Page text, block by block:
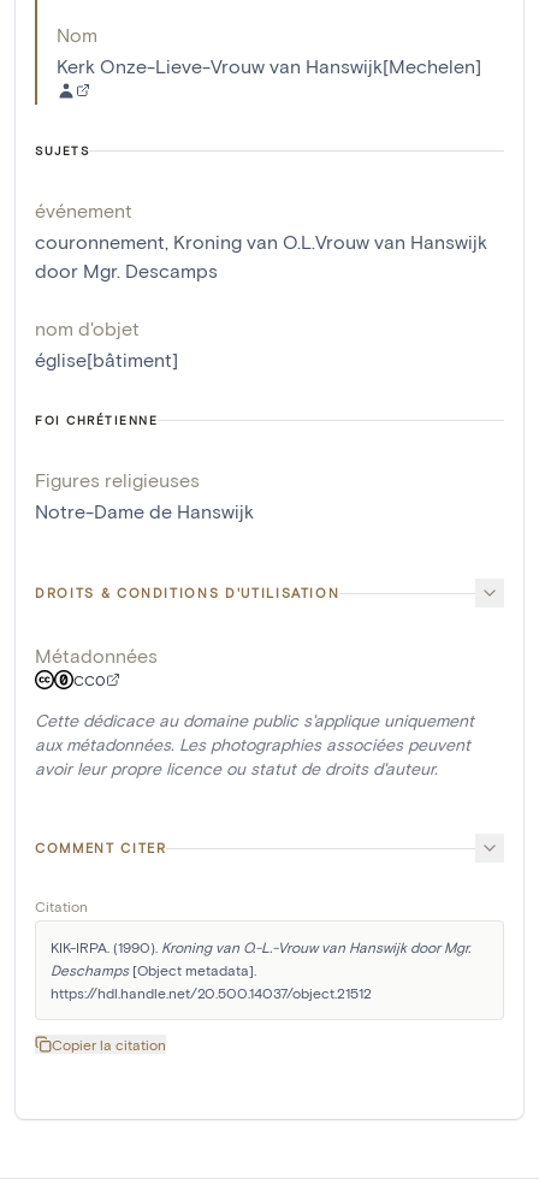
Nom
Kerk Onze-Lieve-Vrouw van Hanswijk[Mechelen]
SUJETS
événement
couronnement, Kroning van O.L.Vrouw van Hanswijk
door Mgr. Descamps
nom d'objet
église[bâtiment]
FOI CHRÉTIENNE
Figures religieuses
Notre-Dame de Hanswijk
DROITS & CONDITIONS D'UTILISATION
Métadonnées
CC0
Cette dédicace au domaine public s'applique uniquement
aux métadonnées. Les photographies associées peuvent
avoir leur propre licence ou statut de droits d'auteur.
COMMENT CITER
Citation
KIK-IRPA. (1990). Kroning van O.-L.-Vrouw van Hanswijk door Mgr.
Deschamps [Object metadata].
https://hdl.handle.net/20.500.14037/object.21512
Copier la citation